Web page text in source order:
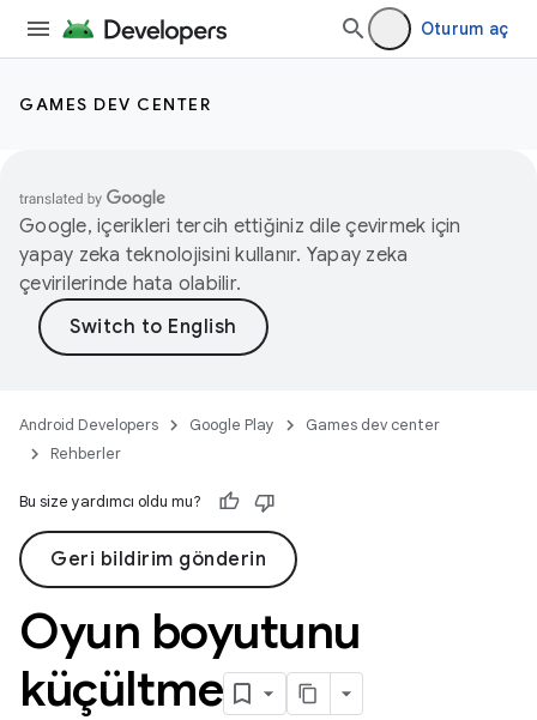
Oturum aç
GAMES DEV CENTER
Google, içerikleri tercih ettiğiniz dile çevirmek için
yapay zeka teknolojisini kullanır. Yapay zeka
çevirilerinde hata olabilir.
Android Developers Google Play
Games dev center
Rehberler
Bu size yardımcı oldu mu?
Geri bildirim gönderin
Oyun boyutunu
küçültme